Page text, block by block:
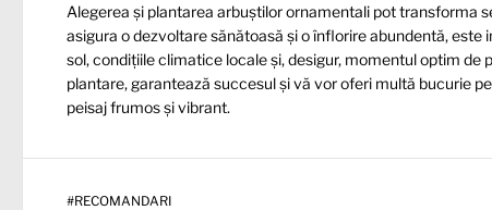
Alegerea și plantarea arbuștilor ornamentali pot transforma
asigura o dezvoltare sănătoasă și o înflorire abundentă,
sol, condițiile climatice locale și, desigur, momentul optim
plantare, garantează succesul și vă vor oferi multă bucurie
peisaj frumos și vibrant.
#RECOMANDARI